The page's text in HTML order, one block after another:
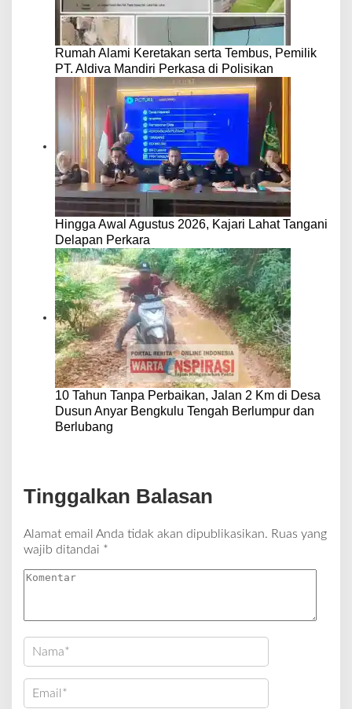
Rumah Alami Keretakan serta Tembus, Pemilik
PT. Aldiva Mandiri Perkasa di Polisikan
Hingga Awal Agustus 2026, Kajari Lahat Tangani
Delapan Perkara
10 Tahun Tanpa Perbaikan, Jalan 2 Km di Desa
Dusun Anyar Bengkulu Tengah Berlumpur dan
Berlubang
Tinggalkan Balasan
Alamat email Anda tidak akan dipublikasikan. Ruas yang
wajib ditandai *